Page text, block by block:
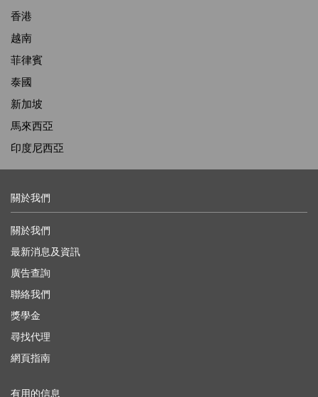
香港
越南
菲律賓
泰國
新加坡
馬來西亞
印度尼西亞
關於我們
關於我們
最新消息及資訊
廣告查詢
聯絡我們
獎學金
尋找代理
網頁指南
有用的信息